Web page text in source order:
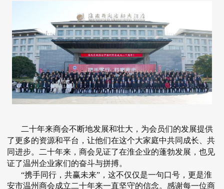
二十年来商会不断地发展和壮大，为会员们的发展提供
了更多的资源和平台，让他们在这个大家庭中共同成长、共
同进步。二十年来，商会见证了在淮企业的蓬勃发展，也见
证了温州企业家们的奋斗与拼搏。
“携手同行，共赢未来”，这不仅仅是一句口号，更是淮
安市温州商会成立二十年来一直坚守的信念。感谢每一位商